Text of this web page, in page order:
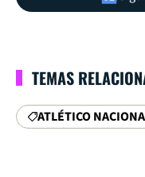
TEMAS
ATLÉTICO